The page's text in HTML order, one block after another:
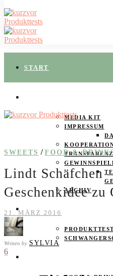
START
MEDIA KIT
IMPRESSUM
TRANSPARENZ
ARCHIV
SPAREN
SWEETS / FOOD &
Lindt Schäfchen
Geschenkidee zu
21. MÄRZ 2016
Written by SYLVIA
6